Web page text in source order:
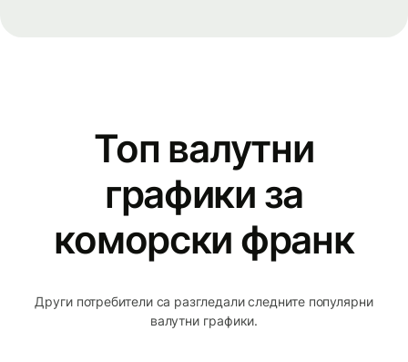
Топ валутни
графики за
коморски франк
Други потребители са разгледали следните популярни
валутни графики.